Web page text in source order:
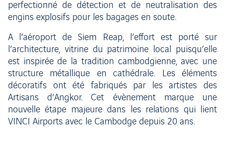
perfectionné de détection et de neutralisation des
engins explosifs pour les bagages en soute.
A l’aéroport de Siem Reap, l’effort est porté sur
l’architecture, vitrine du patrimoine local puisqu’elle
est inspirée de la tradition cambodgienne, avec une
structure métallique en cathédrale. Les éléments
décoratifs ont été fabriqués par les artistes des
Artisans d’Angkor. Cet évènement marque une
nouvelle étape majeure dans les relations qui lient
VINCI Airports avec le Cambodge depuis 20 ans.